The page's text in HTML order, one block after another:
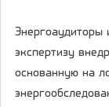
экспертизу
основанную на